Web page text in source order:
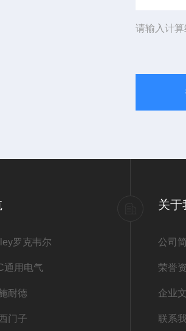
请输入计
罗克韦尔
通用电气
耐德
门子
关于
公司
荣誉
企业
联系